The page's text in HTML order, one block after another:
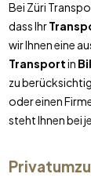
Bei Züri
dass Ihr
wir Ihnen eine
Transportin
zu
oder einen
steht Ihnen bei